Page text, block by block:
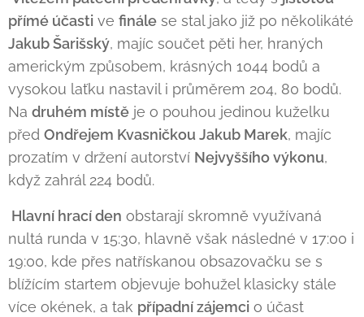
přímé účasti ve finále se stal jako již po několikáté
Jakub Šarišský, majíc součet pěti her, hraných
americkým způsobem, krásných 1044 bodů a
vysokou laťku nastavil i průměrem 204, 80 bodů.
Na druhém místě je o pouhou jedinou kuželku
před Ondřejem Kvasničkou Jakub Marek, majíc
prozatím v držení autorství Nejvyššího výkonu,
když zahrál 224 bodů.
Hlavní hrací den obstarají skromně využívaná
nultá runda v 15:30, hlavně však následné v 17:00 i
19:00, kde přes natřískanou obsazovačku se s
blížícím startem objevuje bohužel klasicky stále
více okének, a tak případní zájemci o účast